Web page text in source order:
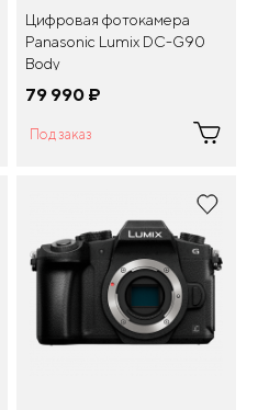
Цифровая фотокамера
Panasonic Lumix DC-G90
Body
79 990 ¤
Под заказ